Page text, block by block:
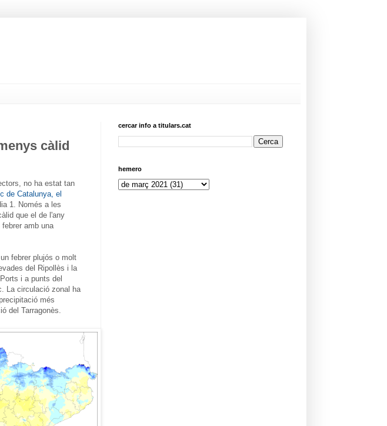
càlid
no ha estat tan
de Catalunya, el
1. Només a les
que el de l'any
amb una
febrer plujós o molt
del Ripollès i la
i a punts del
La circulació zonal ha
més
del Tarragonès.
cercar info a titulars.cat
hemero